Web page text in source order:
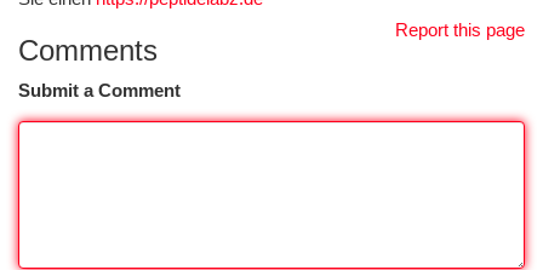
Report this page
Comments
Submit a Comment